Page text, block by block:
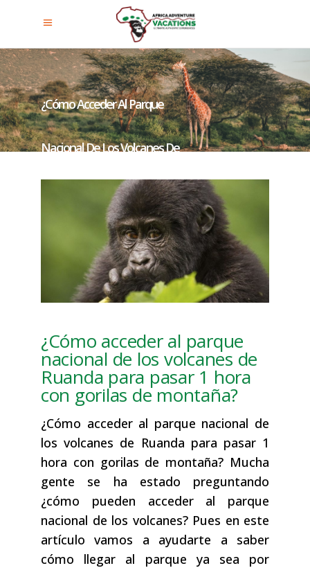
¿Cómo Acceder Al Parque
Nacional De Los Volcanes De
Ruanda Para Pasar 1 Hora Con
Gorilas De Montaña?
¿Cómo acceder al parque
nacional de los volcanes de
Ruanda para pasar 1 hora
con gorilas de montaña?
¿Cómo acceder al parque nacional de
los volcanes de Ruanda para pasar 1
hora con gorilas de montaña? Mucha
gente se ha estado preguntando
¿cómo pueden acceder al parque
nacional de los volcanes? Pues en este
artículo vamos a ayudarte a saber
cómo llegar al parque ya sea por